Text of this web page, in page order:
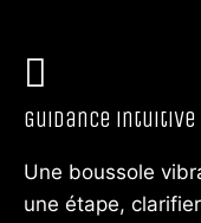
Guidance intuitive
Une boussole
une étape,